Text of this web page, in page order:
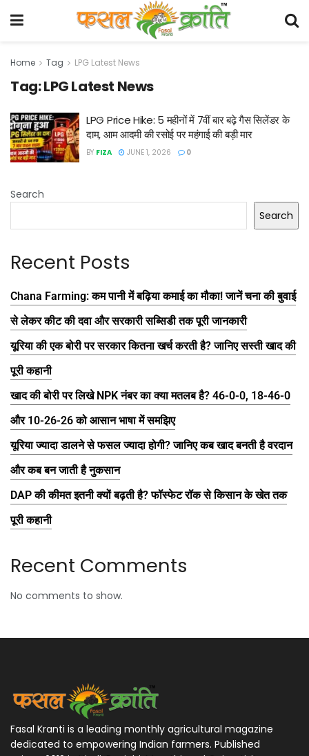
Home Tag LPG Latest News
Tag:LPG Latest News
LPG Price Hike: 5 महीनों में 7वीं बार बढ़े गैस सिलेंडर के
दाम, आम आदमी की रसोई पर महंगाई की बड़ी मार
BY FIZA JUNE 1, 2026 0
Search
Search
Recent Posts
Chana Farming: कम पानी में बढ़िया कमाई का मौका! जानें चना की बुवाई
से लेकर कीट की दवा और सरकारी सब्सिडी तक पूरी जानकारी
यूरिया की एक बोरी पर सरकार कितना खर्च करती है? जानिए सस्ती खाद की
पूरी कहानी
खाद की बोरी पर लिखे NPK नंबर का क्या मतलब है? 46-0-0, 18-46-0
और 10-26-26 को आसान भाषा में समझिए
यूरिया ज्यादा डालने से फसल ज्यादा होगी? जानिए कब खाद बनती है वरदान
और कब बन जाती है नुकसान
DAP की कीमत इतनी क्यों बढ़ती है? फॉस्फेट रॉक से किसान के खेत तक
पूरी कहानी
Recent Comments
No comments to show.
Fasal Kranti is a leading monthly agricultural magazine
dedicated to empowering Indian farmers. Published